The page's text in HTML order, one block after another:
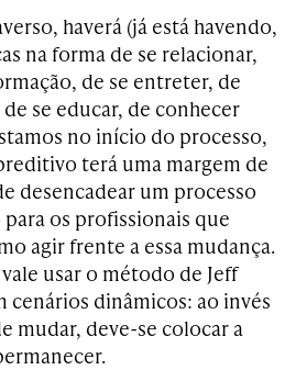
haverá (já está havendo,
na forma de se relacionar,
de se entreter, de
se educar, de conhecer
no início do processo,
terá uma margem de
desencadear um processo
os profissionais que
agir frente a essa mudança.
usar o método de Jeff
cenários dinâmicos: ao invés
mudar, deve-se colocar a